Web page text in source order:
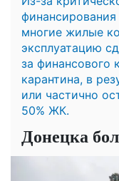
многие жилые
эксплуатацию
за финансового
карантина, в
или частично
50% ЖК.
Донецка